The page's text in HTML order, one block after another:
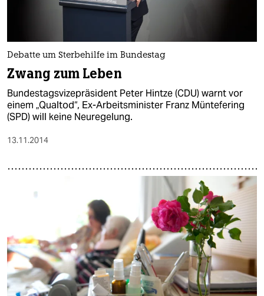
Debatte um Sterbehilfe im Bundestag
Zwang zum Leben
Bundestagsvizepräsident Peter Hintze (CDU) warnt vor
einem „Qualtod“, Ex-Arbeitsminister Franz Müntefering
(SPD) will keine Neuregelung.
13.11.2014